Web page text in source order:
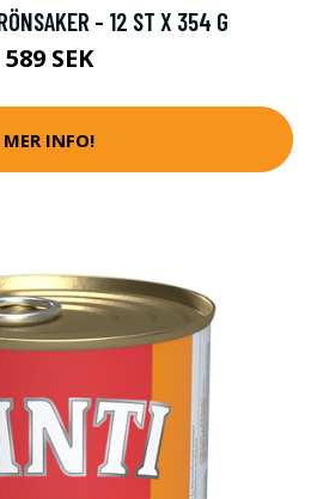
- 12 ST X 354 G
589 SEK
MER INFO!